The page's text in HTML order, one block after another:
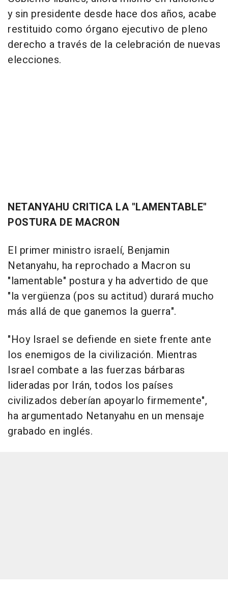
y sin presidente desde hace dos años, acabe
restituido como órgano ejecutivo de pleno
derecho a través de la celebración de nuevas
elecciones.
NETANYAHU CRITICA LA "LAMENTABLE"
POSTURA DE MACRON
El primer ministro israelí, Benjamin
Netanyahu, ha reprochado a Macron su
"lamentable" postura y ha advertido de que
"la vergüenza (pos su actitud) durará mucho
más allá de que ganemos la guerra".
"Hoy Israel se defiende en siete frente ante
los enemigos de la civilización. Mientras
Israel combate a las fuerzas bárbaras
lideradas por Irán, todos los países
civilizados deberían apoyarlo firmemente",
ha argumentado Netanyahu en un mensaje
grabado en inglés.